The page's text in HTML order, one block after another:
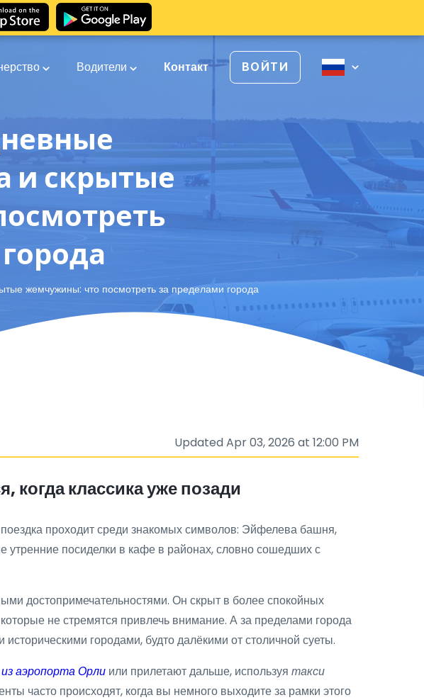
Водители Контакт ВОЙТИ
и скрытые
жемчужины: что посмотреть за пределами города
Updated Apr 03, 2026 at 12:00 PM
когда классика уже позади
проходит среди знакомых символов: Эйфелева башня,
посиделки в кафе в районах, словно сошедших с
достопримечательностями. Он скрыт в более спокойных
не стремятся привлечь внимание. А за пределами города
городами, будто далёкими от столичной суеты.
аэропорта Орли или прилетают дальше, используя такси
часто происходят, когда вы немного выходите за рамки этого